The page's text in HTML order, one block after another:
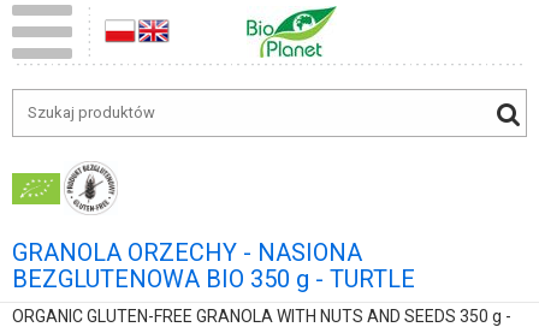
GRANOLA ORZECHY - NASIONA
BEZGLUTENOWA BIO 350 g - TURTLE
ORGANIC GLUTEN-FREE GRANOLA WITH NUTS AND SEEDS 350 g -